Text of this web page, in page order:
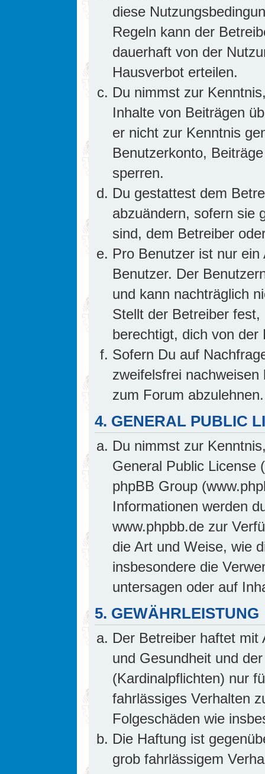
diese
Regeln kann der
dauerhaft von der
Hausverbot erteilen.
Du nimmst zur
Inhalte von Beiträgen
er nicht zur Kenntnis
Benutzerkonto,
sperren.
Du gestattest dem
abzuändern, sofern sie
sind, dem Betreiber
Pro Benutzer ist nur
Benutzer. Der
und kann nachträglich
Stellt der Betreiber
berechtigt, dich von
Sofern Du auf
zweifelsfrei
zum Forum abzulehnen.
4. GENERAL PUBLIC
Du nimmst zur
General Public License
phpBB Group
Informationen werden
www.phpbb.de zur
die Art und Weise, wie
insbesondere die
untersagen oder auf
5. GEWÄHRLEISTUNG
Der Betreiber haftet mit
und Gesundheit und
(Kardinalpflichten) nur
fahrlässiges Verhalten
Folgeschäden wie
Die Haftung ist
grob fahrlässigem